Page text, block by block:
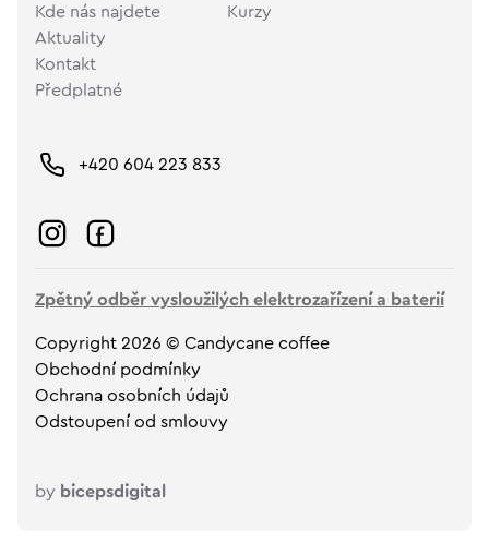
Kde nás najdete
Aktuality
Kontakt
Předplatné
Kurzy
+420 604 223 833
Zpětný odběr vysloužilých elektrozařízení a baterií
Copyright 2026 © Candycane coffee
Obchodní podmínky
Ochrana osobních údajů
Odstoupení od smlouvy
by bicepsdigital